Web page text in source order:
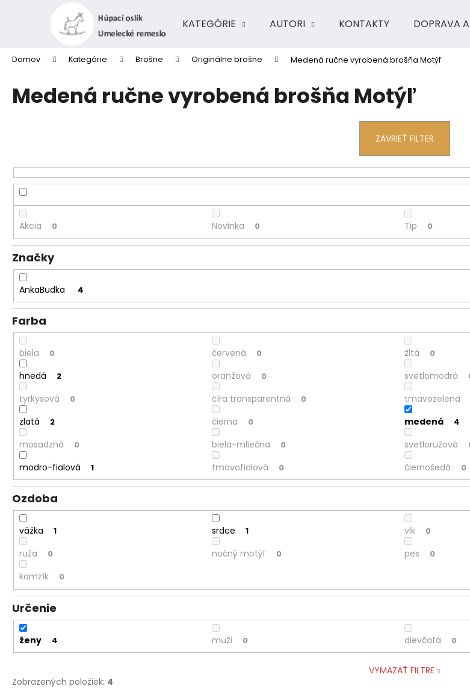
KATEGÓRIE AUTORI KONTAKTY DOPRAVA
Domov Kategórie Brošne Originálne brošne Medená ručne vyrobená brošňa Motýľ
Medená ručne vyrobená brošňa Motýľ
ZAVRIEŤ FILTER
Akcia 0 Novinka 0 Tip 0
Značky
AnkaBudka 4
Farba
biela 0 červená 0 žltá 0
hnedá 2 oranžová 0 svetlomodrá
tyrkysová 0 číra transparentná 0 tmavozelená
zlatá 2 čierna 0 medená 4
mosadzná 0 biela-mliečna 0 svetloružová
modro-fialová 1 tmavofialová 0 čiernošedá 0
Ozdoba
vážka 1 srdce 1 vlk 0
ruža 0 nočný motýľ 0 pes 0
kamzík 0
Určenie
ženy 4 muži 0 dievčatá 0
VYMAZAŤ FILTRE
Zobrazených položiek: 4
Späť
obchodu
Späť
obchodu
Čo potrebujete nájsť?
Odporúčame